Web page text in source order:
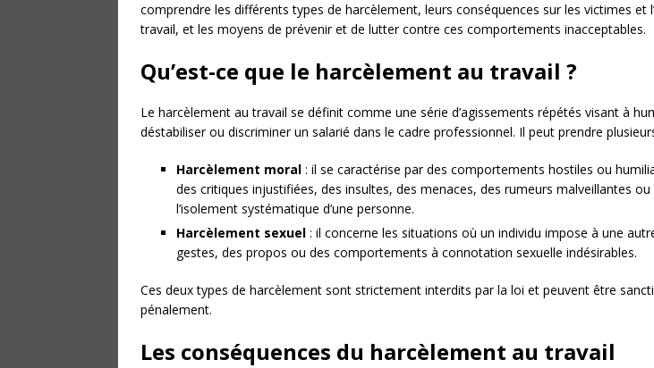
comprendre les différents types de harcèlement, leurs conséquences sur les victimes et
travail, et les moyens de prévenir et de lutter contre ces comportements inacceptables.
Qu’est-ce que le harcèlement au travail ?
Le harcèlement au travail se définit comme une série d’agissements répétés visant à
déstabiliser ou discriminer un salarié dans le cadre professionnel. Il peut prendre
Harcèlement moral : il se caractérise par des comportements hostiles ou
des critiques injustifiées, des insultes, des menaces, des rumeurs malveillantes ou
l’isolement systématique d’une personne.
Harcèlement sexuel : il concerne les situations où un individu impose à une
gestes, des propos ou des comportements à connotation sexuelle indésirables.
Ces deux types de harcèlement sont strictement interdits par la loi et peuvent être
pénalement.
Les conséquences du harcèlement au travail